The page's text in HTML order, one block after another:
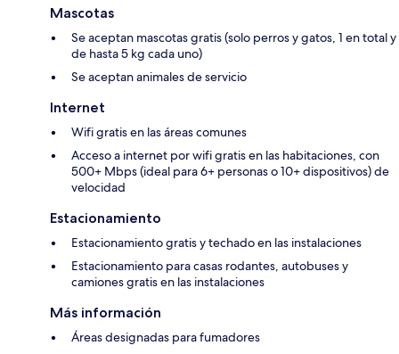
Mascotas
Se aceptan mascotas gratis (solo perros y gatos, 1 en total y
de hasta 5 kg cada uno)
Se aceptan animales de servicio
Internet
Wifi gratis en las áreas comunes
Acceso a internet por wifi gratis en las habitaciones, con
500+ Mbps (ideal para 6+ personas o 10+ dispositivos) de
velocidad
Estacionamiento
Estacionamiento gratis y techado en las instalaciones
Estacionamiento para casas rodantes, autobuses y
camiones gratis en las instalaciones
Más información
Áreas designadas para fumadores